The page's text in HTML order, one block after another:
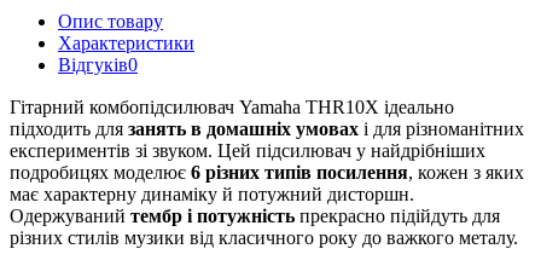
Опис товару
Характеристики
Відгуків0
Гітарний комбопідсилювач Yamaha THR10X ідеально
підходить для занять в домашніх умовах і для різноманітних
експериментів зі звуком. Цей підсилювач у найдрібніших
подробицях моделює 6 різних типів посилення, кожен з яких
має характерну динаміку й потужний дисторшн.
Одержуваний тембр і потужність прекрасно підійдуть для
різних стилів музики від класичного року до важкого металу.